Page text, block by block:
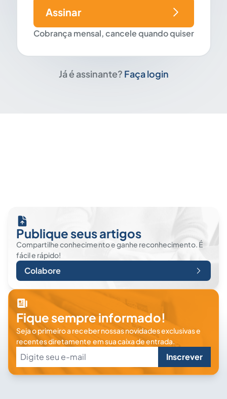
Cobrança mensal, cancele quando quiser
Assinar
Já é assinante? Faça login
Publique seus artigos
Compartilhe conhecimento e ganhe reconhecimento. É
fácil e rápido!
Colabore
Fique sempre informado!
Seja o primeiro a receber nossas novidades exclusivas e
recentes diretamente em sua caixa de entrada.
Inscrever